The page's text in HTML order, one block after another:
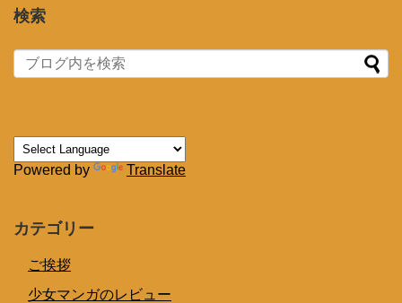
検索
Powered by Translate
カテゴリー
ご挨拶
少女マンガのレビュー